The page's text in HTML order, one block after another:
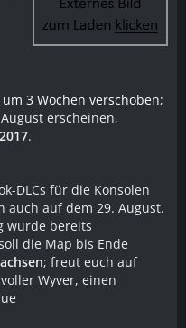
um 3 Wochen verschoben;
erscheinen,
.
DLCs für die Konsolen
auf dem 29. August.
wurde bereits
die Map bis Ende
; freut euch auf
Wyver, einen